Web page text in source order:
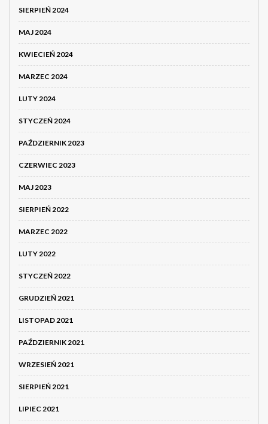
SIERPIEŃ 2024
MAJ 2024
KWIECIEŃ 2024
MARZEC 2024
LUTY 2024
STYCZEŃ 2024
PAŹDZIERNIK 2023
CZERWIEC 2023
MAJ 2023
SIERPIEŃ 2022
MARZEC 2022
LUTY 2022
STYCZEŃ 2022
GRUDZIEŃ 2021
LISTOPAD 2021
PAŹDZIERNIK 2021
WRZESIEŃ 2021
SIERPIEŃ 2021
LIPIEC 2021